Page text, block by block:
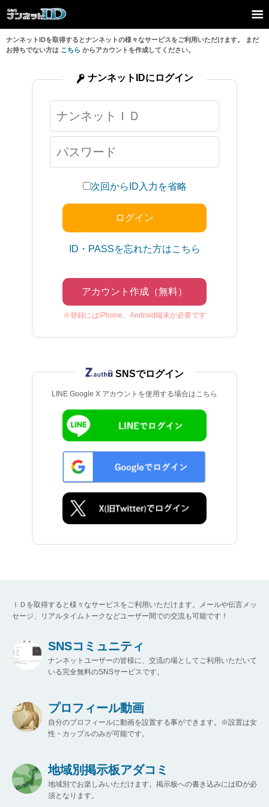
ナンネットIDを取得するとナンネットの様々なサービスをご利用いただけます。 まだ
お持ちでない方は こちら からアカウントを作成してください。
次回からID入力を省略
ID・PASSを忘れた方はこちら
アカウント作成（無料）
※登録にはiPhone、Android端末が必要です
ナンネットIDにログイン
LINE Google X アカウントを使用する場合はこちら
SNSでログイン
ＩＤを取得すると様々なサービスをご利用いただけます。メールや伝言メッ
セージ、リアルタイムトークなどユーザー間での交流も可能です！
SNSコミュニティ
ナンネットユーザーの皆様に、交流の場としてご利用いただいて
いる完全無料のSNSサービスです。
プロフィール動画
自分のプロフィールに動画を設置する事ができます。※設置は女
性・カップルのみが可能です。
地域別掲示板アダコミ
地域別でお楽しみいただけます。掲示板への書き込みにはIDが必
須となります。